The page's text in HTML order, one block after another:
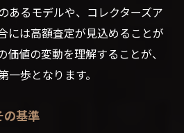
あるモデルや、コレクターズア
には高額査定が見込めることが
値の変動を理解することが、
歩となります。
の基準